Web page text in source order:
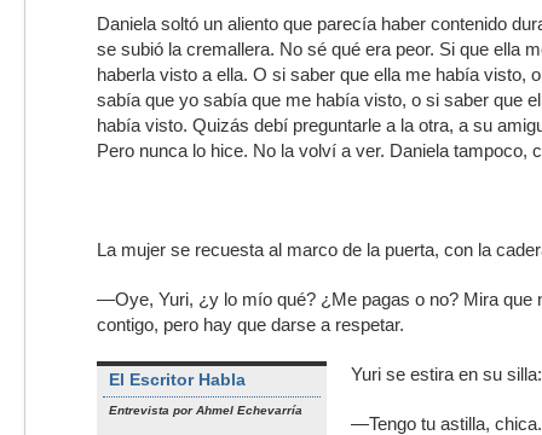
Daniela soltó un aliento que parecía haber contenido
se subió la cremallera. No sé qué era peor. Si que ella
haberla visto a ella. O si saber que ella me había visto,
sabía que yo sabía que me había visto, o si saber que
había visto. Quizás debí preguntarle a la otra, a su
Pero nunca lo hice. No la volví a ver. Daniela tampoco,
La mujer se recuesta al marco de la puerta, con la
—Oye, Yuri, ¿y lo mío qué? ¿Me pagas o no? Mira que
contigo, pero hay que darse a respetar.
El Escritor Habla
Entrevista por Ahmel Echevarría
Yuri se estira en su silla:
—Tengo tu astilla,